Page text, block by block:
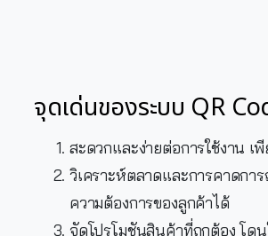
จุดเด่นของระบบ QR
สะดวกและง่ายต่อการใช้งาน
วิเคราะห์ตลาดและการคาดก
ความต้องการของลูกค้าได้
จัดโปรโมชันสินค้าที่ถูกต้อง โด